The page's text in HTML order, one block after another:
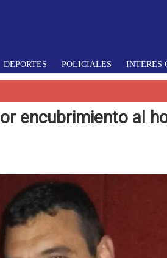
DEPORTES POLICIALES INTERES
encubrimiento al